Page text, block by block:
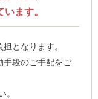
ます。
となります。
手段のご手配をご
。